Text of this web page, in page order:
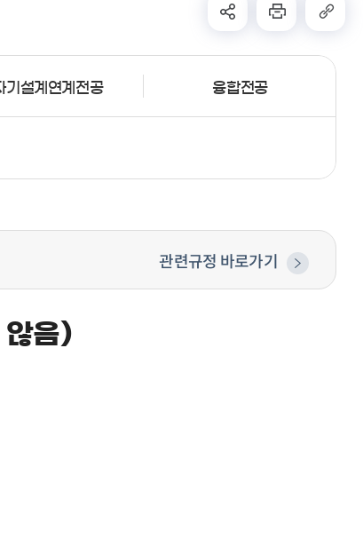
기설계연계전공 융합전공
관련규정 바로가기
않음)